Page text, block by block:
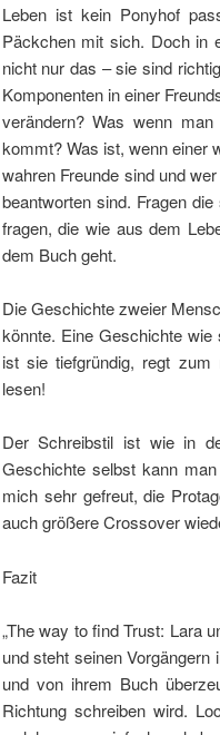
Leben ist kein Ponyhof
Päckchen mit sich. Doch in
nicht nur das – sie sind
Komponenten in einer
verändern? Was wenn
kommt? Was ist, wenn einer
wahren Freunde sind und
beantworten sind. Fragen
fragen, die wie aus dem
dem Buch geht.
Die Geschichte zweier
könnte. Eine Geschichte
ist sie tiefgründig, regt zum
lesen!
Der Schreibstil ist wie in
Geschichte selbst kann
mich sehr gefreut, die
auch größere Crossover
Fazit
„The way to find Trust: Lara
und steht seinen
und von ihrem Buch
Richtung schreiben wird.